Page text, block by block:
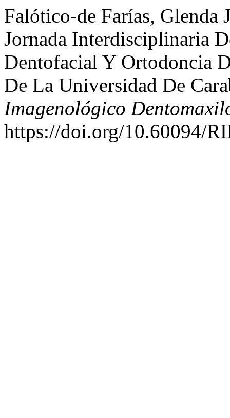
Falótico-de Farías,
Jornada Interdisciplinaria
Dentofacial Y Ortodoncia
De La Universidad De
Imagenológico
https://doi.org/10.60094/